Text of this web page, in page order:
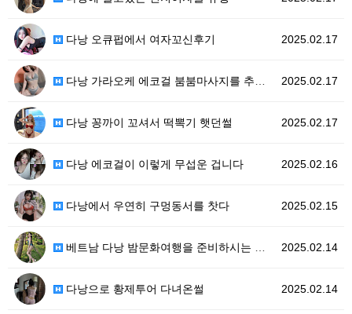
2025.02.17
다낭 오큐펍에서 여자꼬신후기
2025.02.17
다낭 가라오케 에코걸 붐붐마사지를 추천하는이유
2025.02.17
다낭 꽁까이 꼬셔서 떡뽁기 햇던썰
2025.02.16
다낭 에코걸이 이렇게 무섭운 겁니다
2025.02.15
다낭에서 우연히 구멍동서를 찻다
2025.02.14
베트남 다낭 밤문화여행을 준비하시는 분들에게
2025.02.14
다낭으로 황제투어 다녀온썰